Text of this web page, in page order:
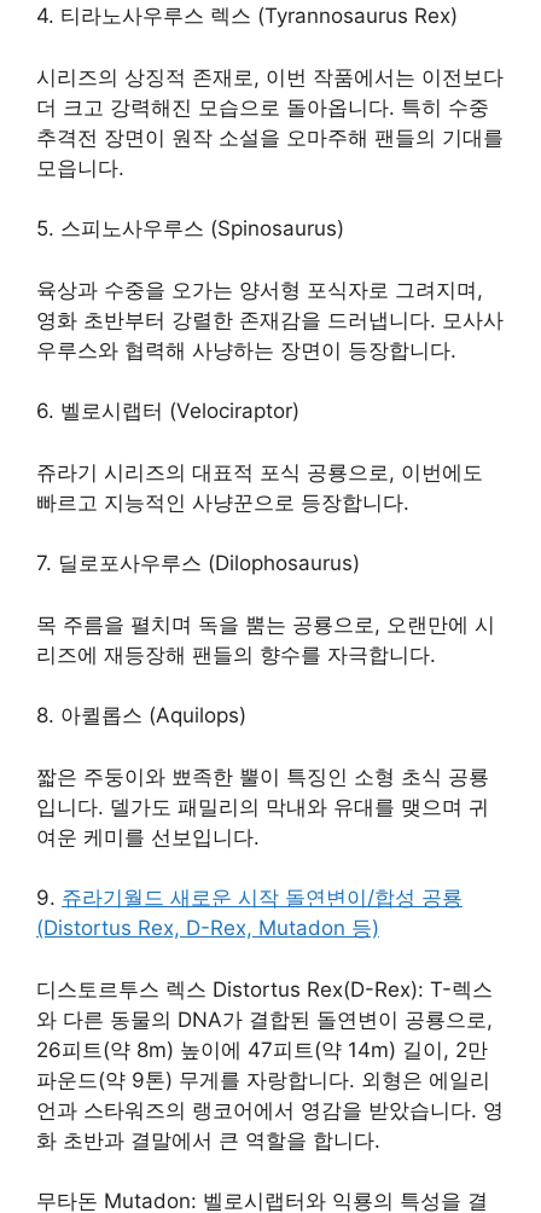
4. 티라노사우루스 렉스 (Tyrannosaurus Rex)
시리즈의 상징적 존재로, 이번 작품에서는 이전보다
더 크고 강력해진 모습으로 돌아옵니다. 특히 수중
추격전 장면이 원작 소설을 오마주해 팬들의 기대를
모읍니다.
5. 스피노사우루스 (Spinosaurus)
육상과 수중을 오가는 양서형 포식자로 그려지며,
영화 초반부터 강렬한 존재감을 드러냅니다. 모사사
우루스와 협력해 사냥하는 장면이 등장합니다.
6. 벨로시랩터 (Velociraptor)
쥬라기 시리즈의 대표적 포식 공룡으로, 이번에도
빠르고 지능적인 사냥꾼으로 등장합니다.
7. 딜로포사우루스 (Dilophosaurus)
목 주름을 펼치며 독을 뿜는 공룡으로, 오랜만에 시
리즈에 재등장해 팬들의 향수를 자극합니다.
8. 아퀼롭스 (Aquilops)
짧은 주둥이와 뾰족한 뿔이 특징인 소형 초식 공룡
입니다. 델가도 패밀리의 막내와 유대를 맺으며 귀
여운 케미를 선보입니다.
9. 쥬라기월드 새로운 시작 돌연변이/합성 공룡
(Distortus Rex, D-Rex, Mutadon 등)
디스토르투스 렉스 Distortus Rex(D-Rex): T-렉스
와 다른 동물의 DNA가 결합된 돌연변이 공룡으로,
26피트(약 8m) 높이에 47피트(약 14m) 길이, 2만
파운드(약 9톤) 무게를 자랑합니다. 외형은 에일리
언과 스타워즈의 랭코어에서 영감을 받았습니다. 영
화 초반과 결말에서 큰 역할을 합니다.
무타돈 Mutadon: 벨로시랩터와 익룡의 특성을 결